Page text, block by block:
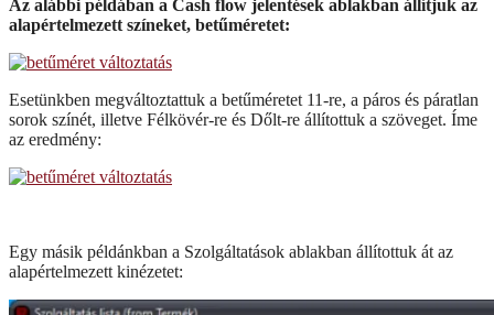
Az alábbi példában a Cash flow jelentések ablakban állítjuk az
alapértelmezett színeket, betűméretet:
Esetünkben megváltoztattuk a betűméretet 11-re, a páros és páratlan
sorok színét, illetve Félkövér-re és Dőlt-re állítottuk a szöveget. Íme
az eredmény:
Egy másik példánkban a Szolgáltatások ablakban állítottuk át az
alapértelmezett kinézetet: